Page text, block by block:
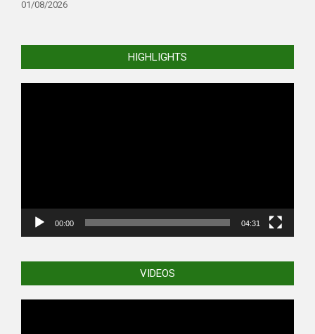
01/08/2026
HIGHLIGHTS
00:00 04:31
VIDEOS